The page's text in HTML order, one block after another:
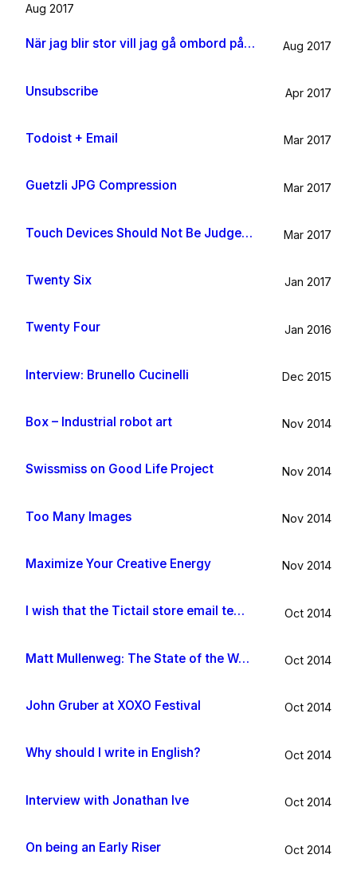
Aug 2017
När jag blir stor vill jag gå ombord på en sån dära båt och äta gifflar och dricka något gott. Bara för att det känns som något jag skulle tycka om. Aug 2017
Unsubscribe Apr 2017
Todoist + Email Mar 2017
Guetzli JPG Compression Mar 2017
Touch Devices Should Not Be Judged By Their Size Mar 2017
Twenty Six Jan 2017
Twenty Four Jan 2016
Interview: Brunello Cucinelli Dec 2015
Box – Industrial robot art Nov 2014
Swissmiss on Good Life Project Nov 2014
Too Many Images Nov 2014
Maximize Your Creative Energy Nov 2014
I wish that the Tictail store email template would be improved Oct 2014
Matt Mullenweg: The State of the Word 2014 Oct 2014
John Gruber at XOXO Festival Oct 2014
Why should I write in English? Oct 2014
Interview with Jonathan Ive Oct 2014
On being an Early Riser Oct 2014